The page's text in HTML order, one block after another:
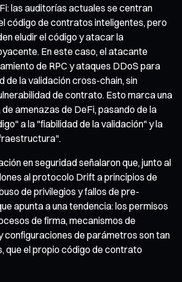
las auditorías actuales se centran
código de contratos inteligentes, pero
eludir el código y atacar la
En este caso, el atacante
de RPC y ataques DDoS para
de la validación cross-chain, sin
de contrato. Esto marca una
amenazas de DeFi, pasando de la
a la "fiabilidad de la validación" y la
en seguridad señalaron que, junto al
al protocolo Drift a principios de
de privilegios y fallos de pre-
apunta a una tendencia: los permisos
de firma, mecanismos de
configuraciones de parámetros son tan
que el propio código de contrato